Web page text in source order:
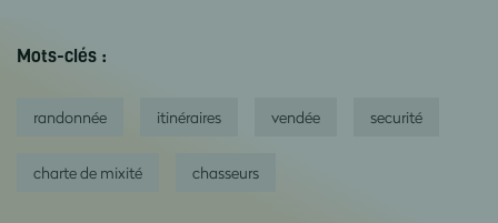
Mots-clés :
randonnée itinéraires vendée securité
charte de mixité chasseurs